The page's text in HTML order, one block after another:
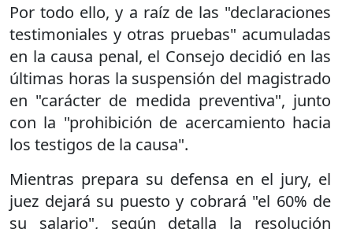
Por todo ello, y a raíz de las "declaraciones
testimoniales y otras pruebas" acumuladas
en la causa penal, el Consejo decidió en las
últimas horas la suspensión del magistrado
en "carácter de medida preventiva", junto
con la "prohibición de acercamiento hacia
los testigos de la causa".
Mientras prepara su defensa en el jury, el
juez dejará su puesto y cobrará "el 60% de
su salario", según detalla la resolución